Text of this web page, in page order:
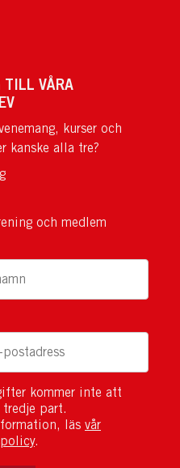
VÅRA
kurser och
kanske alla tre?
och medlem
kommer inte att
tredje part.
läs vår
.